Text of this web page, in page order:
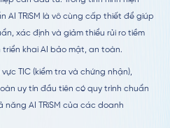
AI TRiSM là vô cùng cấp thiết để giúp
xác định và giảm thiểu rủi ro tiềm
khai AI bảo mật, an toàn.
TIC (kiểm tra và chứng nhận),
uy tín đầu tiên có quy trình chuẩn
AI TRiSM của các doanh